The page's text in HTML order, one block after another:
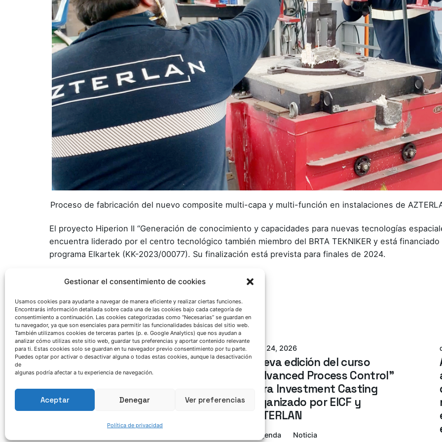
Gestionar el consentimiento de cookies
Usamos cookies para ayudarte a navegar de manera eficiente y realizar ciertas funciones.
Encontrarás información detallada sobre cada una de las cookies bajo cada categoría de
consentimiento a continuación. Las cookies categorizadas como “Necesarias” se guardan en
tu navegador, ya que son esenciales para permitir las funcionalidades básicas del sitio web.
También utilizamos cookies de terceras partes (p. e. Google Analytics) que nos ayudan a
analizar cómo utilizas este sitio web, guardar tus preferencias y aportar contenido relevante
para ti. Estas cookies solo se guardan en tu navegador previo consentimiento por tu parte.
Puedes optar por activar o desactivar alguna o todas estas cookies, aunque la desactivación
de
algunas podría afectar a tu experiencia de navegación.
Aceptar Denegar Ver preferencias
Política de privacidad
Proceso de fabricación del nuevo composite multi-capa y multi-función en instalaciones de
El proyecto Hiperion II “Generación de conocimiento y capacidades para nuevas tecnologías
encuentra liderado por el centro tecnológico también miembro del BRTA TEKNIKER y está
programa Elkartek (KK-2023/00077). Su finalización está prevista para finales de 2024.
Related Posts
Azterlan Team
mayo 25, 2026
Sesiones formativas:
"Iniciación a la fundición"
abril 24, 2026
Nueva edición del curso
“Advanced Process Control”
para Investment Casting
organizado por EICF y
AZTERLAN
Agenda Noticia